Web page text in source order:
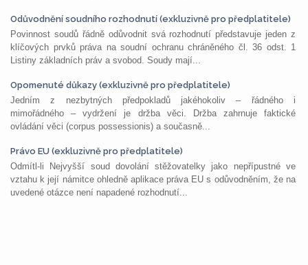
Odůvodnění soudního rozhodnutí (exkluzivně pro předplatitele)
Povinnost soudů řádně odůvodnit svá rozhodnutí představuje jeden z
klíčových prvků práva na soudní ochranu chráněného čl. 36 odst. 1
Listiny základních práv a svobod. Soudy mají...
Opomenuté důkazy (exkluzivně pro předplatitele)
Jedním z nezbytných předpokladů jakéhokoliv – řádného i
mimořádného – vydržení je držba věci. Držba zahrnuje faktické
ovládání věci (corpus possessionis) a současně...
Právo EU (exkluzivně pro předplatitele)
Odmítl-li Nejvyšší soud dovolání stěžovatelky jako nepřípustné ve
vztahu k její námitce ohledně aplikace práva EU s odůvodněním, že na
uvedené otázce není napadené rozhodnutí...